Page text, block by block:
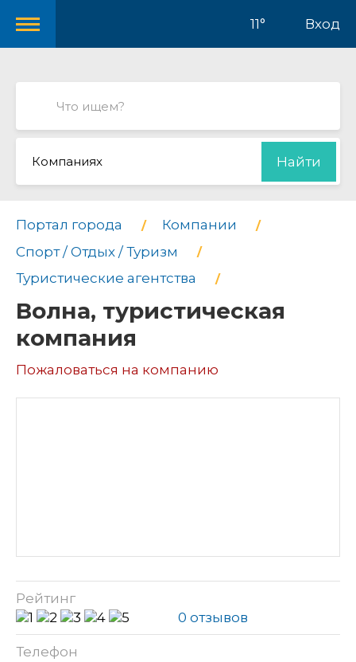
11° Вход
Компаниях Найти
Портал города
Компании
Спорт / Отдых / Туризм
Туристические агентства
Волна, туристическая
компания
Пожаловаться на компанию
Рейтинг
0 отзывов
Телефон